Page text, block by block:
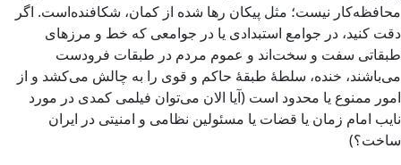
محافظه‌کار نیست؛ مثل پیکان رها شده از کمان، شکافنده‌است. اگر
دقت کنید، در جوامع استبدادی یا در جوامعی که خط و مرزهای
طبقاتی سفت و سخت‌اند و عموم مردم در طبقات فرودست
می‌باشند، خنده، سلطهٔ طبقهٔ حاکم و قوی را به چالش می‌کشد و از
امور ممنوع یا محدود است (آیا الان می‌توان فیلمی کمدی در مورد
نایب امام زمان یا قضات یا مسئولین نظامی و امنیتی در ایران
ساخت؟)